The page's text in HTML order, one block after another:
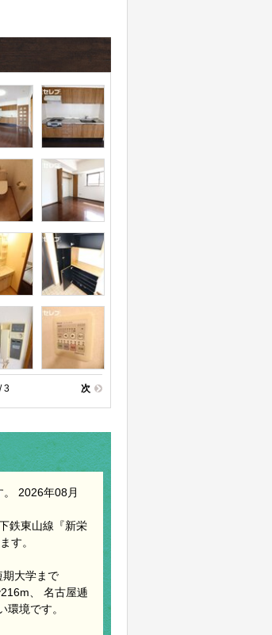
3 次
。 2026年08月
鉄東山線『新栄
す。
大学まで
、 名古屋逓
境です。